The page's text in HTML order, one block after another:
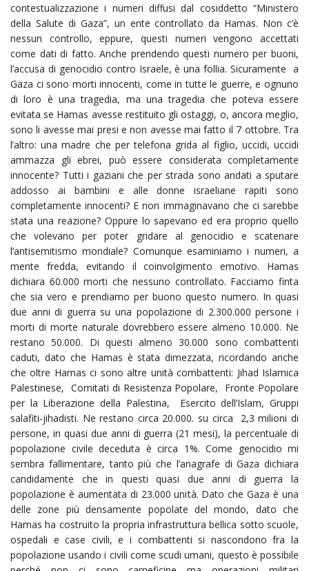
contestualizzazione i numeri diffusi dal cosiddetto “Ministero
della Salute di Gaza”, un ente controllato da Hamas. Non c’è
nessun controllo, eppure, questi numeri vengono accettati
come dati di fatto. Anche prendendo questi numero per buoni,
l’accusa di genocidio contro Israele, è una follia. Sicuramente a
Gaza ci sono morti innocenti, come in tutte le guerre, e ognuno
di loro è una tragedia, ma una tragedia che poteva essere
evitata se Hamas avesse restituito gli ostaggi, o, ancora meglio,
sono li avesse mai presi e non avesse mai fatto il 7 ottobre. Tra
l’altro: una madre che per telefona grida al figlio, uccidi, uccidi
ammazza gli ebrei, può essere considerata completamente
innocente? Tutti i gaziani che per strada sono andati a sputare
addosso ai bambini e alle donne israeliane rapiti sono
completamente innocenti? E non immaginavano che ci sarebbe
stata una reazione? Oppure lo sapevano ed era proprio quello
che volevano per poter gridare al genocidio e scatenare
l’antisemitismo mondiale? Comunque esaminiamo i numeri, a
mente fredda, evitando il coinvolgimento emotivo. Hamas
dichiara 60.000 morti che nessuno controllato. Facciamo finta
che sia vero e prendiamo per buono questo numero. In quasi
due anni di guerra su una popolazione di 2.300.000 persone i
morti di morte naturale dovrebbero essere almeno 10.000. Ne
restano 50.000. Di questi almeno 30.000 sono combattenti
caduti, dato che Hamas è stata dimezzata, ricordando anche
che oltre Hamas ci sono altre unità combattenti: Jihad Islamica
Palestinese, Comitati di Resistenza Popolare, Fronte Popolare
per la Liberazione della Palestina, Esercito dell’Islam, Gruppi
salafiti-jihadisti. Ne restano circa 20.000. su circa 2,3 milioni di
persone, in quasi due anni di guerra (21 mesi), la percentuale di
popolazione civile deceduta è circa 1%. Come genocidio mi
sembra fallimentare, tanto più che l’anagrafe di Gaza dichiara
candidamente che in questi quasi due anni di guerra la
popolazione è aumentata di 23.000 unità. Dato che Gaza è una
delle zone più densamente popolate del mondo, dato che
Hamas ha costruito la propria infrastruttura bellica sotto scuole,
ospedali e case civili, e i combattenti si nascondono fra la
popolazione usando i civili come scudi umani, questo è possibile